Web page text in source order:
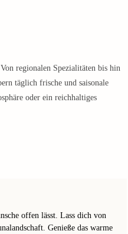
regionalen Spezialitäten bis hin
täglich frische und saisonale
oder ein reichhaltiges
offen lässt. Lass dich von
Genieße das warme